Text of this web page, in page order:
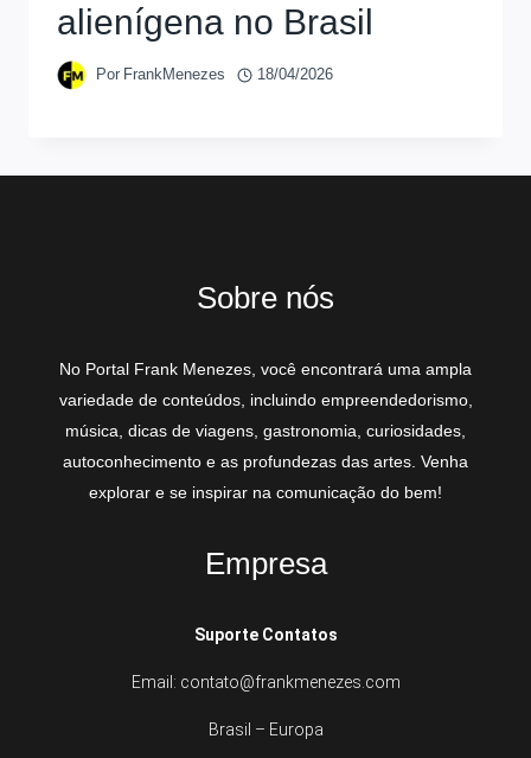
alienígena no Brasil
Por FrankMenezes 18/04/2026
Sobre nós
No Portal Frank Menezes, você encontrará uma ampla
variedade de conteúdos, incluindo empreendedorismo,
música, dicas de viagens, gastronomia, curiosidades,
autoconhecimento e as profundezas das artes. Venha
explorar e se inspirar na comunicação do bem!
Empresa
Suporte Contatos
Email: contato@frankmenezes.com
Brasil – Europa